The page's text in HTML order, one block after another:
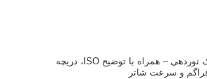
درک نوردهی – همراه با توضیح ISO، دریچه
و سرعت شاتر